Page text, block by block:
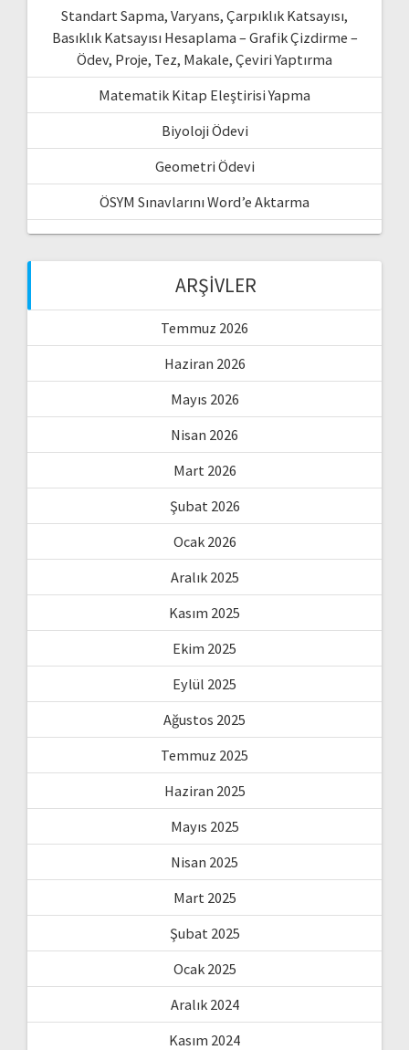
Standart Sapma, Varyans, Çarpıklık Katsayısı,
Basıklık Katsayısı Hesaplama – Grafik Çizdirme –
Ödev, Proje, Tez, Makale, Çeviri Yaptırma
Matematik Kitap Eleştirisi Yapma
Biyoloji Ödevi
Geometri Ödevi
ÖSYM Sınavlarını Word’e Aktarma
ARŞIVLER
Temmuz 2026
Haziran 2026
Mayıs 2026
Nisan 2026
Mart 2026
Şubat 2026
Ocak 2026
Aralık 2025
Kasım 2025
Ekim 2025
Eylül 2025
Ağustos 2025
Temmuz 2025
Haziran 2025
Mayıs 2025
Nisan 2025
Mart 2025
Şubat 2025
Ocak 2025
Aralık 2024
Kasım 2024